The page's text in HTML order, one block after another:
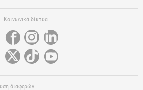
Κοινωνικά δίκτυα
διαφορών